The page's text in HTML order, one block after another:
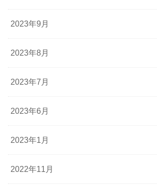
2023年9月
2023年8月
2023年7月
2023年6月
2023年1月
2022年11月